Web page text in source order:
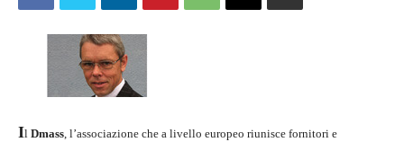
Il Dmass, l’associazione che a livello europeo riunisce fornitori e